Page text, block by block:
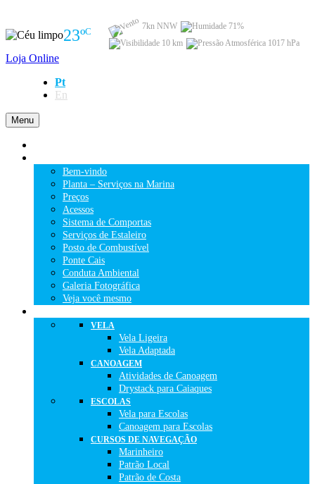
23ºC 7kn NNW
71%
10 km
1017 hPa
Loja Online
Pt
En
Menu
Bem-vindo
Planta – Serviços na Marina
Preços
Acessos
Sistema de Comportas
Serviços de Estaleiro
Posto de Combustível
Ponte Cais
Conduta Ambiental
Galeria Fotográfica
Veja você mesmo
VELA
Vela Ligeira
Vela Adaptada
CANOAGEM
Atividades de Canoagem
Drystack para Caiaques
ESCOLAS
Vela para Escolas
Canoagem para Escolas
CURSOS DE NAVEGAÇÃO
Marinheiro
Patrão Local
Patrão de Costa